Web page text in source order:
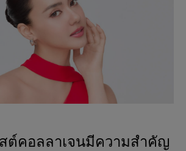
ต์คอลลาเจนมีความสำคัญ